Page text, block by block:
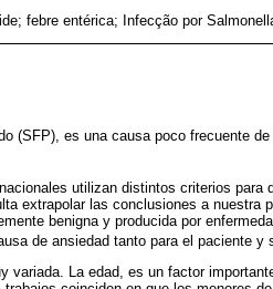
febre entérica; Infecção por
(SFP), es una causa poco frecuente
utilizan distintos criterios
extrapolar las conclusiones a nuestra
benigna y producida por
de ansiedad tanto para el paciente y
variada. La edad, es un factor